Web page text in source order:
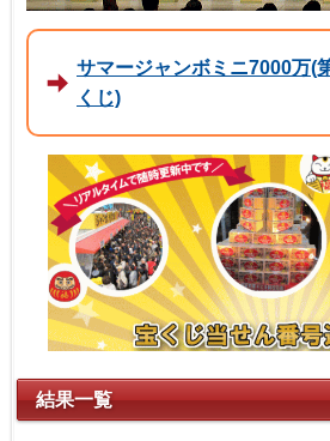
サマージャンボミニ7000万(
くじ)
結果一覧